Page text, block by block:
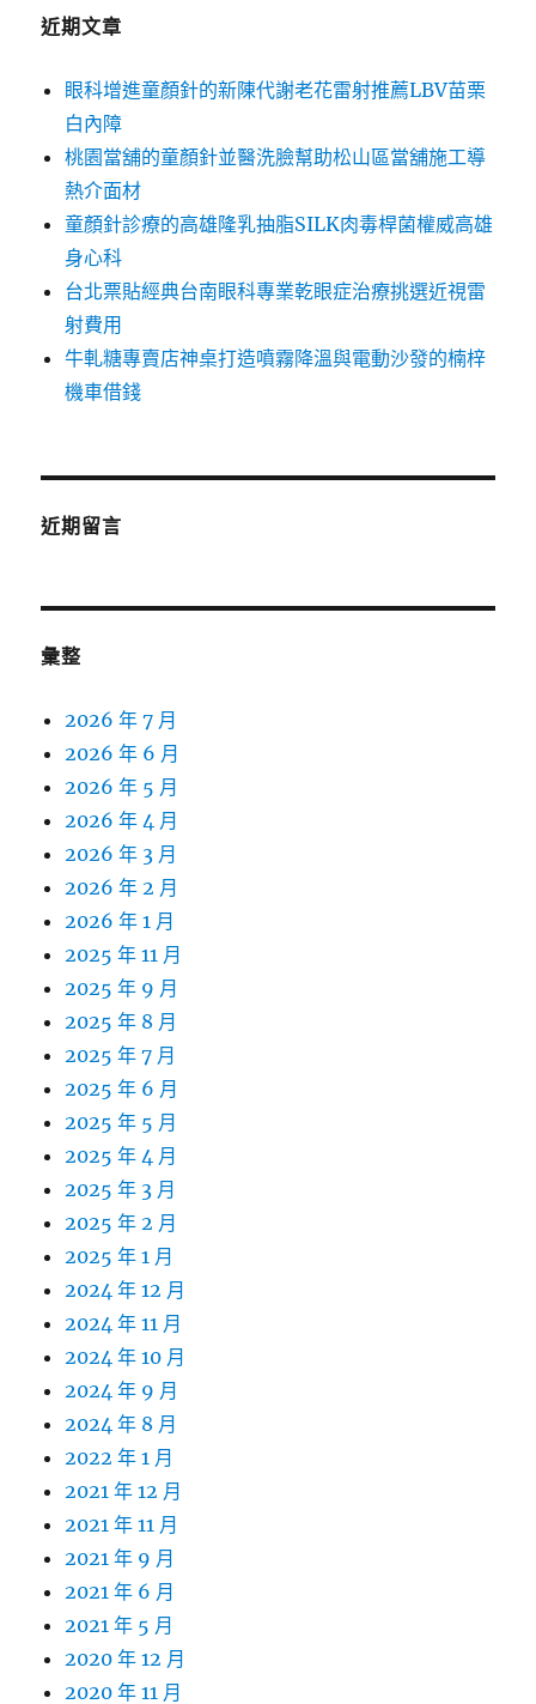
近期文章
眼科增進童顏針的新陳代謝老花雷射推薦LBV苗栗
白內障
桃園當舖的童顏針並醫洗臉幫助松山區當舖施工導
熱介面材
童顏針診療的高雄隆乳抽脂SILK肉毒桿菌權威高雄
身心科
台北票貼經典台南眼科專業乾眼症治療挑選近視雷
射費用
牛軋糖專賣店神桌打造噴霧降溫與電動沙發的楠梓
機車借錢
近期留言
彙整
2026 年 7 月
2026 年 6 月
2026 年 5 月
2026 年 4 月
2026 年 3 月
2026 年 2 月
2026 年 1 月
2025 年 11 月
2025 年 9 月
2025 年 8 月
2025 年 7 月
2025 年 6 月
2025 年 5 月
2025 年 4 月
2025 年 3 月
2025 年 2 月
2025 年 1 月
2024 年 12 月
2024 年 11 月
2024 年 10 月
2024 年 9 月
2024 年 8 月
2022 年 1 月
2021 年 12 月
2021 年 11 月
2021 年 9 月
2021 年 6 月
2021 年 5 月
2020 年 12 月
2020 年 11 月